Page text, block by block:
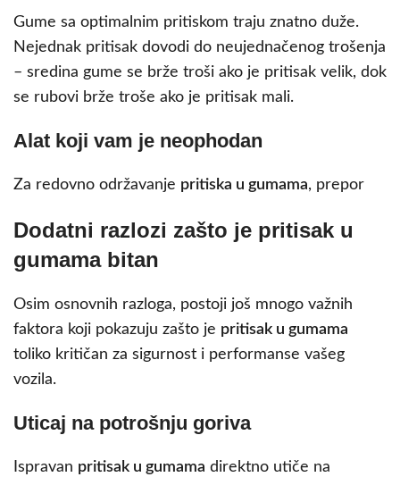
Gume sa optimalnim pritiskom traju znatno duže.
Nejednak pritisak dovodi do neujednačenog trošenja
– sredina gume se brže troši ako je pritisak velik, dok
se rubovi brže troše ako je pritisak mali.
Alat koji vam je neophodan
Za redovno održavanje pritiska u gumama, prepor
Dodatni razlozi zašto je pritisak u
gumama bitan
Osim osnovnih razloga, postoji još mnogo važnih
faktora koji pokazuju zašto je pritisak u gumama
toliko kritičan za sigurnost i performanse vašeg
vozila.
Uticaj na potrošnju goriva
Ispravan pritisak u gumama direktno utiče na